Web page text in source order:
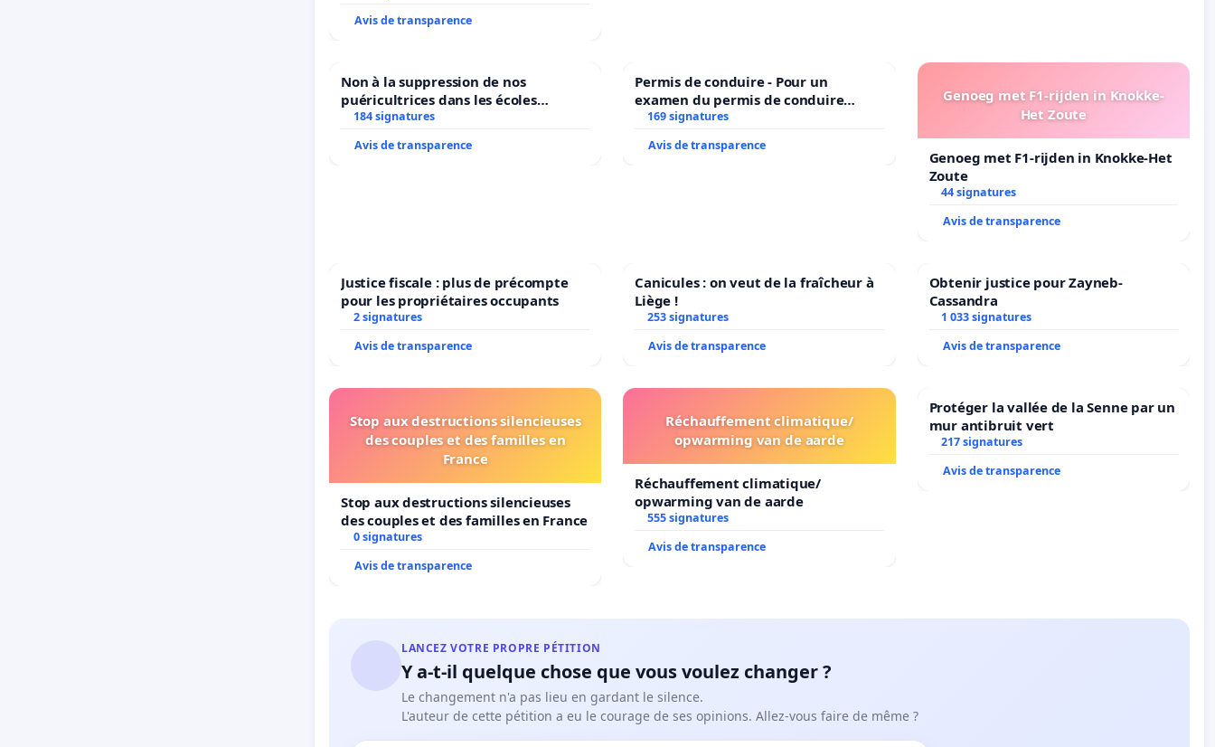
Avis de transparence
Non à la suppression de nos
puéricultrices dans les écoles
communale de Flémalle !
184 signatures
Avis de transparence
Permis de conduire - Pour un
examen du permis de conduire
accessible dans plusieurs langues à
169 signatures
Avis de transparence
Genoeg met F1-rijden in Knokke-
Het Zoute
Genoeg met F1-rijden in Knokke-Het
Zoute
44 signatures
Avis de transparence
Justice fiscale : plus de précompte
pour les propriétaires occupants
2 signatures
Avis de transparence
Canicules : on veut de la fraîcheur à
Liège !
253 signatures
Avis de transparence
Obtenir justice pour Zayneb-
Cassandra
1 033 signatures
Avis de transparence
Stop aux destructions silencieuses
des couples et des familles en
France
Stop aux destructions silencieuses
des couples et des familles en France
0 signatures
Avis de transparence
Réchauffement climatique/
opwarming van de aarde
Réchauffement climatique/
opwarming van de aarde
555 signatures
Avis de transparence
Protéger la vallée de la Senne par un
mur antibruit vert
217 signatures
Avis de transparence
LANCEZ VOTRE PROPRE PÉTITION
Y a-t-il quelque chose que vous voulez changer ?
Le changement n'a pas lieu en gardant le silence.
L'auteur de cette pétition a eu le courage de ses opinions. Allez-vous faire de même ?